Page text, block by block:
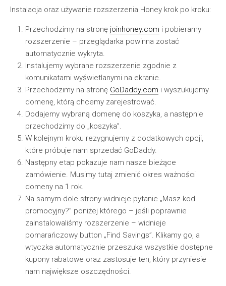
Instalacja oraz używanie rozszerzenia Honey krok po kroku:
Przechodzimy na stronę joinhoney.com i pobieramy
rozszerzenie – przeglądarka powinna zostać
automatycznie wykryta.
Instalujemy wybrane rozszerzenie zgodnie z
komunikatami wyświetlanymi na ekranie.
Przechodzimy na stronę GoDaddy.com i wyszukujemy
domenę, którą chcemy zarejestrować.
Dodajemy wybraną domenę do koszyka, a następnie
przechodzimy do „koszyka”.
W kolejnym kroku rezygnujemy z dodatkowych opcji,
które próbuje nam sprzedać GoDaddy.
Następny etap pokazuje nam nasze bieżące
zamówienie. Musimy tutaj zmienić okres ważności
domeny na 1 rok.
Na samym dole strony widnieje pytanie „Masz kod
promocyjny?” poniżej którego – jeśli poprawnie
zainstalowaliśmy rozszerzenie – widnieje
pomarańczowy button „Find Savings”. Klikamy go, a
wtyczka automatycznie przeszuka wszystkie dostępne
kupony rabatowe oraz zastosuje ten, który przyniesie
nam największe oszczędności.